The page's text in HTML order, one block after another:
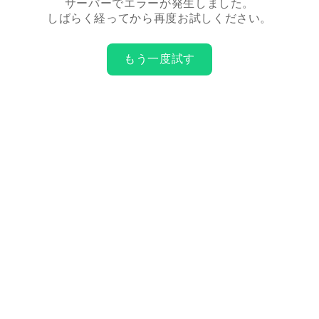
サーバーでエラーが発生しました。
しばらく経ってから再度お試しください。
もう一度試す